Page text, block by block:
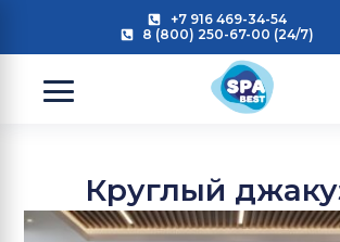
+7 916 469-34-54
8 (800) 250-67-00 (24/7)
Круглый
загородном